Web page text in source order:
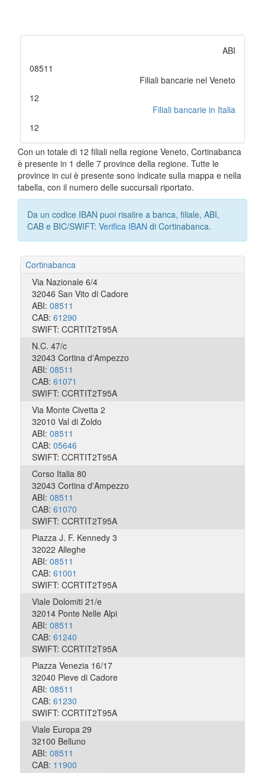
ABI
08511
Filiali bancarie nel Veneto
12
Filiali bancarie in Italia
12
Con un totale di 12 filiali nella regione Veneto, Cortinabanca
è presente in 1 delle 7 province della regione. Tutte le
province in cui è presente sono indicate sulla mappa e nella
tabella, con il numero delle succursali riportato.
Da un codice IBAN puoi risalire a banca, filiale, ABI,
CAB e BIC/SWIFT: Verifica IBAN di Cortinabanca.
Cortinabanca
Via Nazionale 6/4
32046 San Vito di Cadore
ABI: 08511
CAB: 61290
SWIFT: CCRTIT2T95A
N.C. 47/c
32043 Cortina d'Ampezzo
ABI: 08511
CAB: 61071
SWIFT: CCRTIT2T95A
Via Monte Civetta 2
32010 Val di Zoldo
ABI: 08511
CAB: 05646
SWIFT: CCRTIT2T95A
Corso Italia 80
32043 Cortina d'Ampezzo
ABI: 08511
CAB: 61070
SWIFT: CCRTIT2T95A
Piazza J. F. Kennedy 3
32022 Alleghe
ABI: 08511
CAB: 61001
SWIFT: CCRTIT2T95A
Viale Dolomiti 21/e
32014 Ponte Nelle Alpi
ABI: 08511
CAB: 61240
SWIFT: CCRTIT2T95A
Piazza Venezia 16/17
32040 Pieve di Cadore
ABI: 08511
CAB: 61230
SWIFT: CCRTIT2T95A
Viale Europa 29
32100 Belluno
ABI: 08511
CAB: 11900